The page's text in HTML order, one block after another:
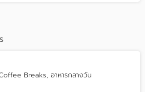
Breaks, อาหารกลางวัน